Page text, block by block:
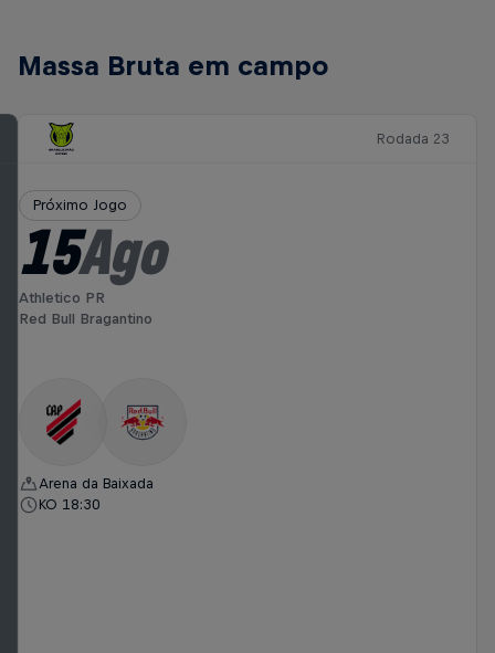
Massa Bruta em campo
Rodada 23
Próximo Jogo
15Ago
Athletico PR
Red Bull Bragantino
Arena da Baixada
KO 18:30